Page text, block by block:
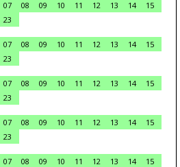
07 08 09 10 11 12 13 14
15
23
07 08 09 10 11 12 13 14
15
23
07 08 09 10 11 12 13 14
15
23
07 08 09 10 11 12 13 14
15
23
07 08 09 10 11 12 13 14
15